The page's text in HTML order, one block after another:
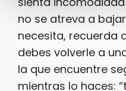
no se atreva a
necesita, recuerda
debes volverle a
la que encuentre
mientras lo haces: